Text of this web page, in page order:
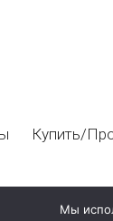
Купить/
Мы